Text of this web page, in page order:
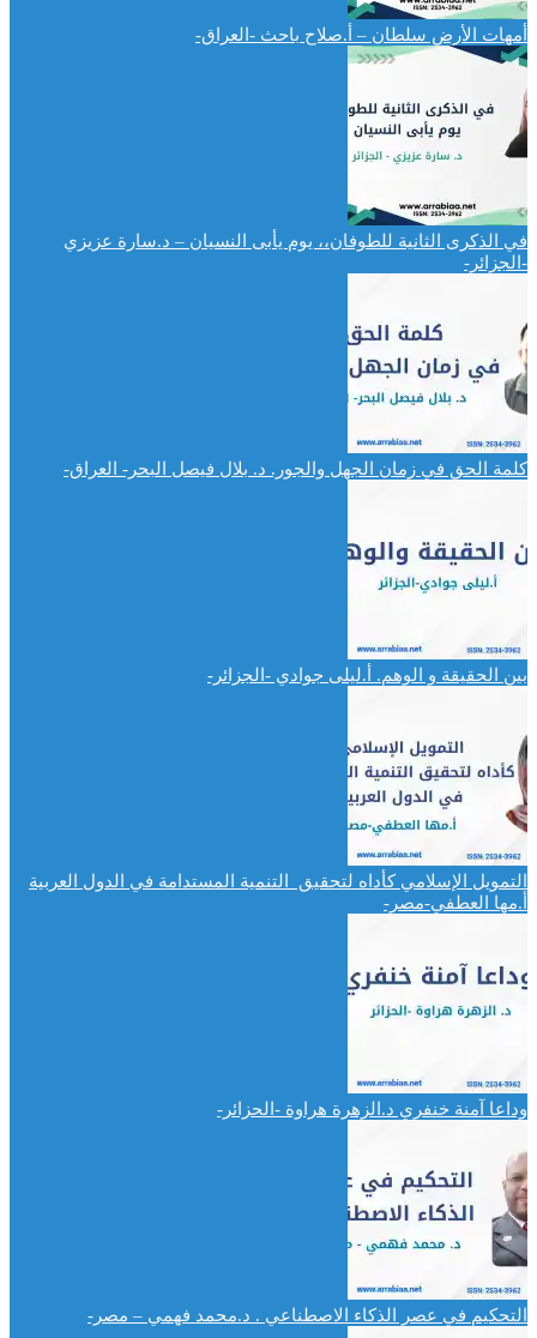
أمهات الأرض سلطان – أ.صلاح باحث -العراق-
في الذكرى الثانية للطوفان،، يوم يأبى النسيان – د.سارة عزيزي
-الجزائر-
كلمة الحق في زمان الجهل والجور. د. بلال فيصل البحر- العراق-
بين الحقيقة و الوهم. أ.ليلى جوادي -الجزائر-
التمويل الإسلامي كأداه لتحقيق التنمية المستدامة في الدول العربية
أ.مها العطفي-مصر-
وداعا آمنة خنفري د.الزهرة هراوة -الحزائر-
التحكيم في عصر الذكاء الاصطناعي . د.محمد فهمي – مصر-